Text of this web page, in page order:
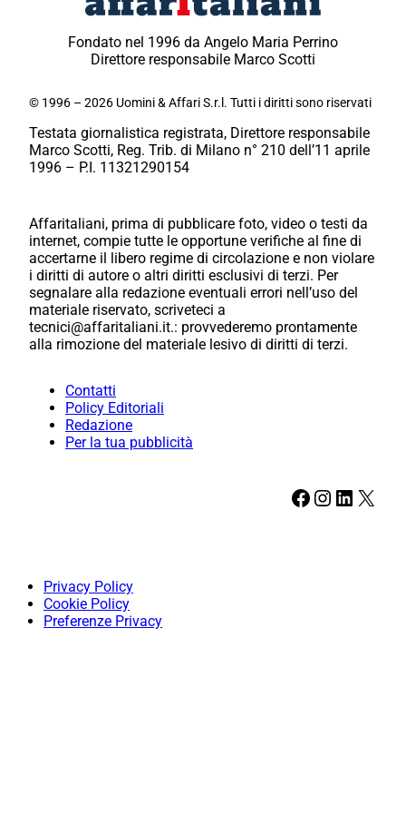
Fondato nel 1996 da Angelo Maria Perrino
Direttore responsabile Marco Scotti
© 1996 – 2026 Uomini & Affari S.r.l. Tutti i diritti sono riservati
Testata giornalistica registrata, Direttore responsabile
Marco Scotti, Reg. Trib. di Milano n° 210 dell’11 aprile
1996 – P.I. 11321290154
Affaritaliani, prima di pubblicare foto, video o testi da
internet, compie tutte le opportune verifiche al fine di
accertarne il libero regime di circolazione e non violare
i diritti di autore o altri diritti esclusivi di terzi. Per
segnalare alla redazione eventuali errori nell’uso del
materiale riservato, scriveteci a
tecnici@affaritaliani.it.: provvederemo prontamente
alla rimozione del materiale lesivo di diritti di terzi.
Contatti
Policy Editoriali
Redazione
Per la tua pubblicità
Facebook Instagram LinkedIn X
Privacy Policy
Cookie Policy
Preferenze Privacy